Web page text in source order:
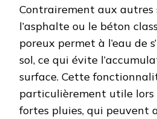
Contrairement aux autres
l’asphalte ou le béton
poreux permet à l’eau de
sol, ce qui évite
surface. Cette
particulièrement utile lors
fortes pluies, qui peuvent